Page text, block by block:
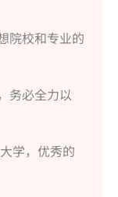
院校和专业的
务必全力以
学，优秀的